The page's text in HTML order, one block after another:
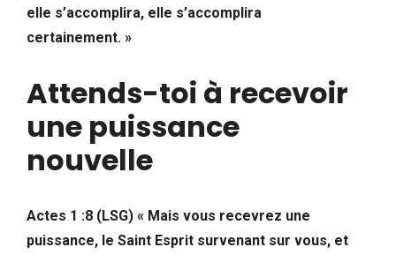
elle s’accomplira, elle s’accomplira
certainement. »
Attends-toi à recevoir
une puissance
nouvelle
Actes 1 :8 (LSG) « Mais vous recevrez une
puissance, le Saint Esprit survenant sur vous, et